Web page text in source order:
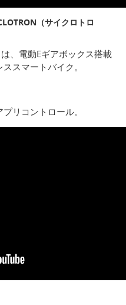
（サイクロトロ
、電動Eギアボックス搭載
スマートバイク。
リコントロール。